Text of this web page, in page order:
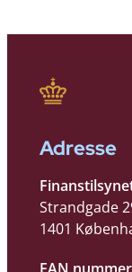
Adresse
Strandgade
1401